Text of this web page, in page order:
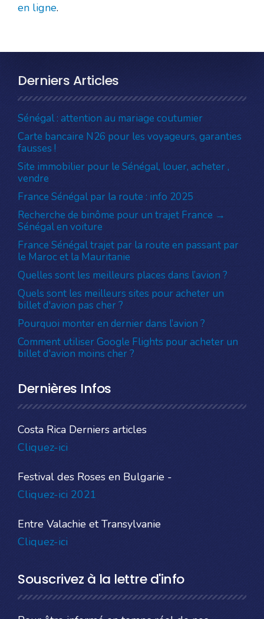
en ligne.
Derniers Articles
Sénégal : attention au mariage coutumier
Carte bancaire N26 pour les voyageurs, garanties
fausses !
Site immobilier pour le Sénégal, louer, acheter ,
vendre
France Sénégal par la route : info 2025
Recherche de binôme pour un trajet France →
Sénégal en voiture
France Sénégal trajet par la route en passant par
le Maroc et la Mauritanie
Quelles sont les meilleurs places dans l’avion ?
Quels sont les meilleurs sites pour acheter un
billet d'avion pas cher ?
Pourquoi monter en dernier dans l’avion ?
Comment utiliser Google Flights pour acheter un
billet d'avion moins cher ?
Dernières Infos
Costa Rica Derniers articles
Cliquez-ici
Festival des Roses en Bulgarie -
Cliquez-ici 2021
Entre Valachie et Transylvanie
Cliquez-ici
Souscrivez à la lettre d'info